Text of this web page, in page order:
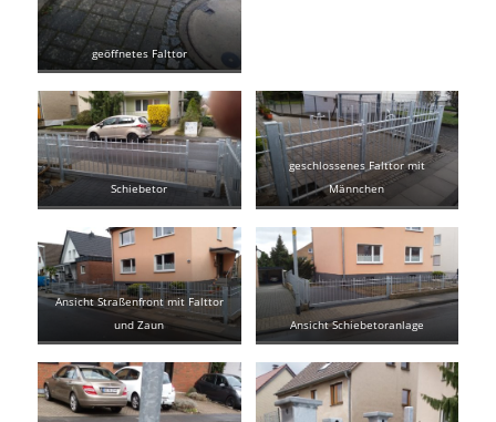
geöffnetes Falttor
Schiebetor
geschlossenes Falttor mit
Männchen
Ansicht Straßenfront mit Falttor
und Zaun
Ansicht Schiebetoranlage